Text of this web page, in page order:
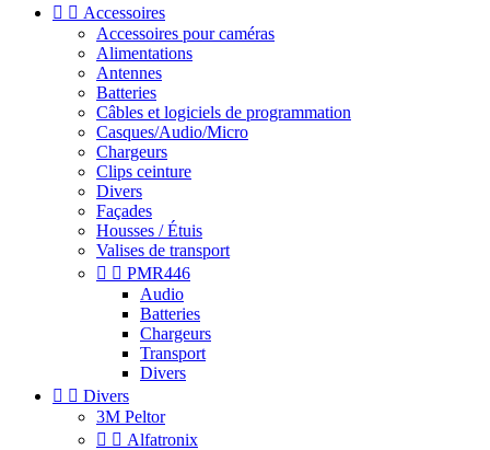
  Accessoires
Accessoires pour caméras
Alimentations
Antennes
Batteries
Câbles et logiciels de programmation
Casques/Audio/Micro
Chargeurs
Clips ceinture
Divers
Façades
Housses / Étuis
Valises de transport
  PMR446
Audio
Batteries
Chargeurs
Transport
Divers
  Divers
3M Peltor
  Alfatronix